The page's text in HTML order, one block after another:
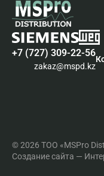
+7 (727) 309-22-56
zakaz@mspd.kz
© 2026 ТОО «MSPro
Создание сайта —